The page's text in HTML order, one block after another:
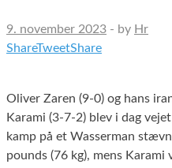
9. november 2023 - by Hr
ShareTweetShare
Oliver Zaren (9-0) og hans
Karami (3-7-2) blev i dag
kamp på et Wasserman
pounds (76 kg), mens Karami